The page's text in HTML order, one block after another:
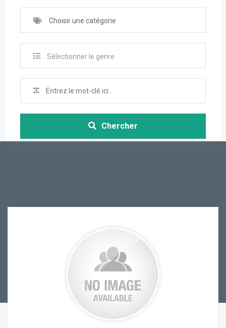
Choisir une catégorie
Sélectionner le genre
Chercher